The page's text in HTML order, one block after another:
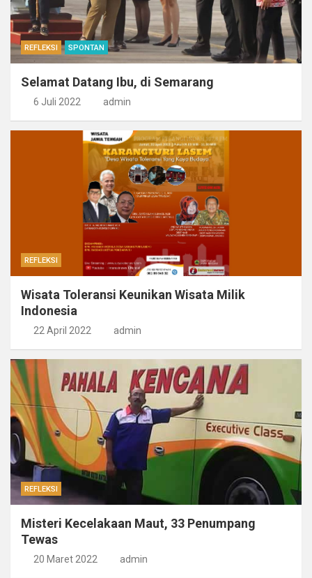
REFLEKSI SPONTAN
Selamat Datang Ibu, di Semarang
6 Juli 2022 admin
REFLEKSI
Wisata Toleransi Keunikan Wisata Milik
Indonesia
22 April 2022 admin
REFLEKSI
Misteri Kecelakaan Maut, 33 Penumpang
Tewas
20 Maret 2022 admin